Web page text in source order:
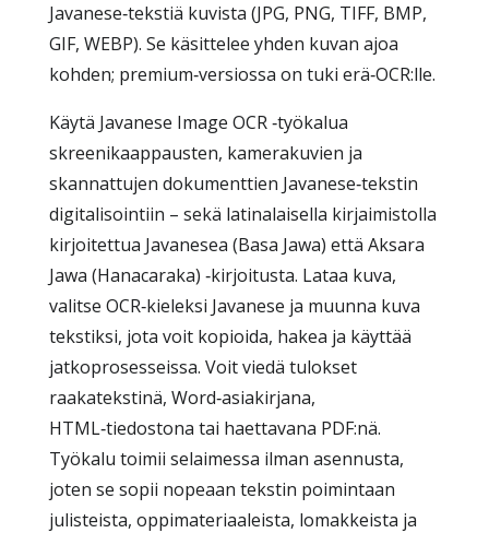
Javanese‑tekstiä kuvista (JPG, PNG, TIFF, BMP,
GIF, WEBP). Se käsittelee yhden kuvan ajoa
kohden; premium‑versiossa on tuki erä‑OCR:lle.
Käytä Javanese Image OCR ‑työkalua
skreenikaappausten, kamerakuvien ja
skannattujen dokumenttien Javanese‑tekstin
digitalisointiin – sekä latinalaisella kirjaimistolla
kirjoitettua Javanesea (Basa Jawa) että Aksara
Jawa (Hanacaraka) ‑kirjoitusta. Lataa kuva,
valitse OCR‑kieleksi Javanese ja muunna kuva
tekstiksi, jota voit kopioida, hakea ja käyttää
jatkoprosesseissa. Voit viedä tulokset
raakatekstinä, Word‑asiakirjana,
HTML‑tiedostona tai haettavana PDF:nä.
Työkalu toimii selaimessa ilman asennusta,
joten se sopii nopeaan tekstin poimintaan
julisteista, oppimateriaaleista, lomakkeista ja